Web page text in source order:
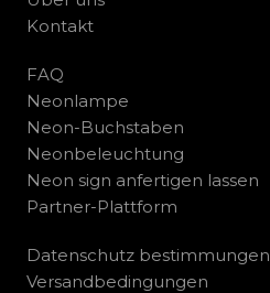
Kontakt
FAQ
Neonlampe
Neon-Buchstaben
Neonbeleuchtung
Neon sign anfertigen lassen
Partner-Plattform
Datenschutz bestimmungen
Versandbedingungen